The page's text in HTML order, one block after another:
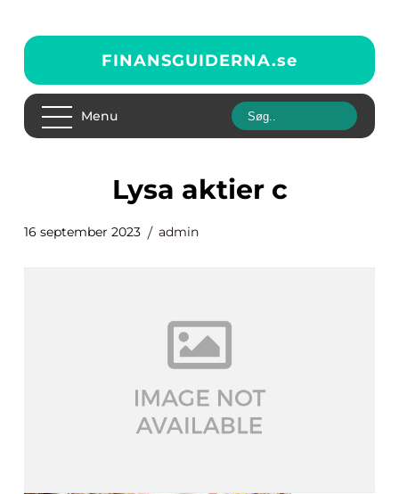
FINANSGUIDERNA.se
Menu
lysa aktier c
16 september 2023 admin